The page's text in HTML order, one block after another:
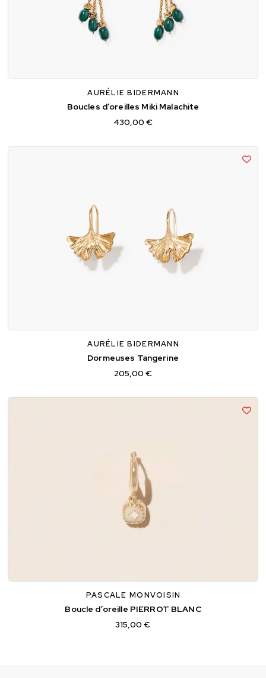
AURÉLIE BIDERMANN
Boucles d’oreilles Miki Malachite
430,00 €
AURÉLIE BIDERMANN
Dormeuses Tangerine
205,00 €
PASCALE MONVOISIN
Boucle d’oreille PIERROT BLANC
315,00 €